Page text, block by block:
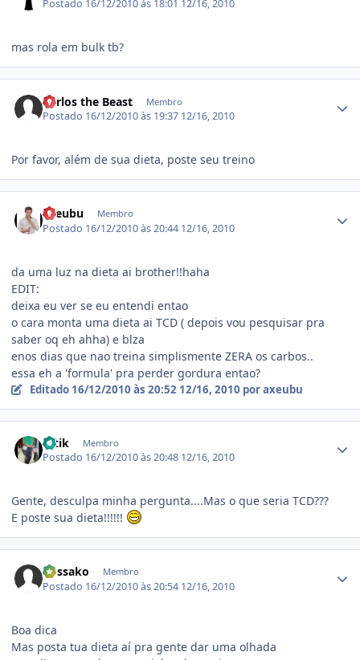
Postado 16/12/2010 às 18:01 12/16, 2010
mas rola em bulk tb?
Carlos the Beast Membro
Postado 16/12/2010 às 19:37 12/16, 2010
Por favor, além de sua dieta, poste seu treino
axeubu Membro
Postado 16/12/2010 às 20:44 12/16, 2010
da uma luz na dieta ai brother!!haha
EDIT:
deixa eu ver se eu entendi entao
o cara monta uma dieta ai TCD ( depois vou pesquisar pra
saber oq eh ahha) e blza
enos dias que nao treina simplismente ZERA os carbos..
essa eh a 'formula' pra perder gordura entao?
Editado 16/12/2010 às 20:52 12/16, 2010 por axeubu
tatik Membro
Postado 16/12/2010 às 20:48 12/16, 2010
Gente, desculpa minha pergunta....Mas o que seria TCD???
E poste sua dieta!!!!!!
kossako Membro
Postado 16/12/2010 às 20:54 12/16, 2010
Boa dica
Mas posta tua dieta aí pra gente dar uma olhada